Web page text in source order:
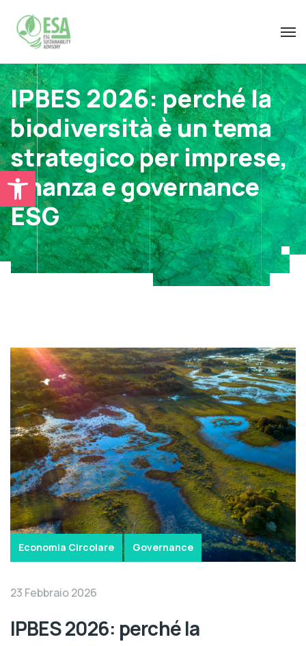
Open toolbar
IPBES 2026: perché la
biodiversità è un tema
strategico per imprese,
finanza e governance
ESG
Economia Circolare Governance
23 Febbraio 2026
IPBES 2026: perché la